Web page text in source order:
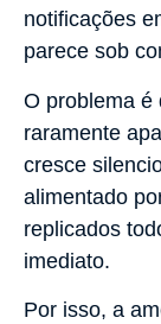
notificações
parece sob
O problema é
raramente
cresce
alimentado
replicados
imediato.
Por isso, a